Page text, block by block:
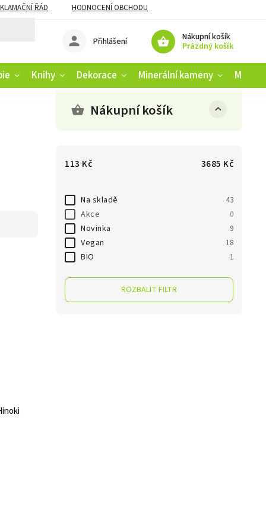
ŘÁD HODNOCENÍ OBCHODU
Nákupní košík
Prázdný košík
Přihlášení
Knihy Dekorace Minerální kameny
Nákupní košík
113 Kč 3685 Kč
Na skladě 43
Akce 0
Novinka 9
Vegan 18
BIO 1
ROZBALIT FILTR